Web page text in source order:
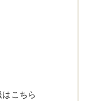
こちら